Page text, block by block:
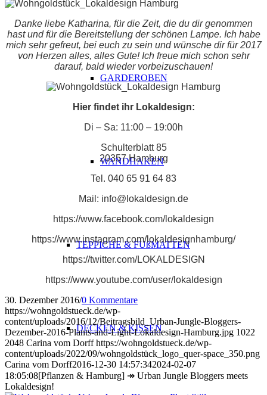
GARDEROBEN
WANDHAKEN
TEPPICHE & FUßMATTEN
DECKEN & KISSEN
Danke liebe Katharina, für die Zeit, die du dir genommen
hast und für die Bereitstellung der schönen Lampe. Ich habe
mich sehr gefreut, bei euch zu sein und wünsche dir für 2017
von Herzen alles, alles Gute! Ich freue mich schon sehr
darauf, bald wieder vorbeizuschauen!
Hier findet ihr Lokaldesign:
Di – Sa: 11:00 – 19:00h
Schulterblatt 85
20357 Hamburg
Tel. 040 65 91 64 83
Mail: info@lokaldesign.de
https://www.facebook.com/lokaldesign
https://www.instagram.com/lokaldesignhamburg/
https://twitter.com/LOKALDESIGN
https://www.youtube.com/user/lokaldesign
30. Dezember 2016/0 Kommentare
https://wohngoldstueck.de/wp-
content/uploads/2016/12/Beitragsbild_Urban-Jungle-Bloggers-
Dezember-2016-Plants-and-Light-Lokaldesign-Hamburg.jpg 1022
2048 Carina vom Dorff https://wohngoldstueck.de/wp-
content/uploads/2022/09/wohngoldstück_logo_quer-space_350.png
Carina vom Dorff2016-12-30 14:57:342024-02-07
18:05:08[Pflanzen & Hamburg] ↠ Urban Jungle Bloggers meets
Lokaldesign!